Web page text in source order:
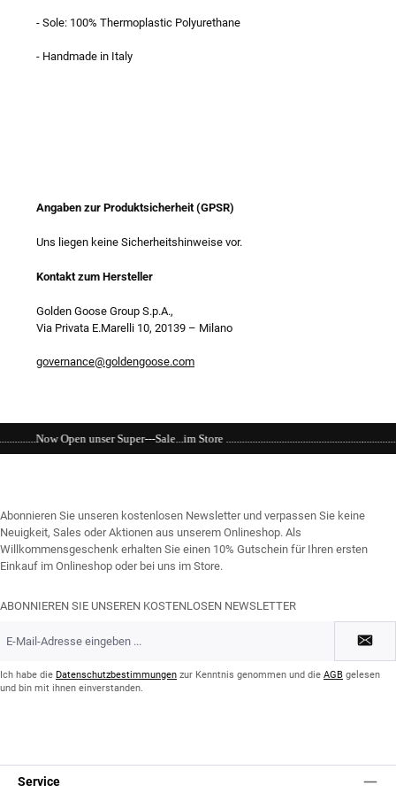
- Sole: 100% Thermoplastic Polyurethane
- Handmade in Italy
Angaben zur Produktsicherheit (GPSR)
Uns liegen keine Sicherheitshinweise vor.
Kontakt zum Hersteller
Golden Goose Group S.p.A.,
Via Privata E.Marelli 10, 20139 – Milano
governance@goldengoose.com
Super---Sale...im Store
Abonnieren Sie unseren kostenlosen Newsletter und verpassen Sie keine
Neuigkeit, Sales oder Aktionen aus unserem Onlineshop. Als
Willkommensgeschenk erhalten Sie einen 10% Gutschein für Ihren ersten
Einkauf im Onlineshop oder bei uns im Store.
ABONNIEREN SIE UNSEREN KOSTENLOSEN NEWSLETTER
Mail-
*Ich habe die Datenschutzbestimmungen zur Kenntnis genommen und die AGB gelesen
und bin mit ihnen einverstanden.
Service